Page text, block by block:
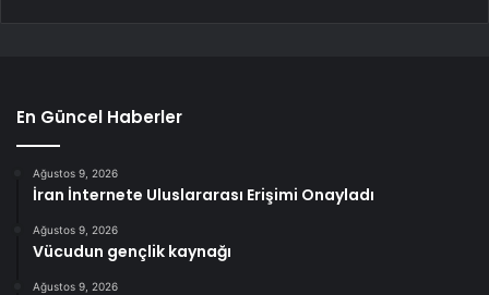
En Güncel Haberler
Ağustos 9, 2026
İran İnternete Uluslararası Erişimi Onayladı
Ağustos 9, 2026
Vücudun gençlik kaynağı
Ağustos 9, 2026